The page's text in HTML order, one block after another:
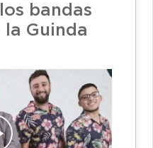
bandas
la Guinda